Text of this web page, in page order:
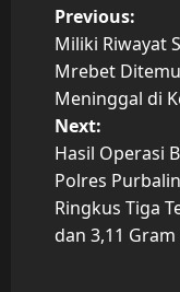
P
o
s
t
n
a
Previous:
Miliki Riwayat
Mrebet
Meninggal di
Next:
Hasil Operasi
Polres
Ringkus Tiga
dan 3,11 Gram